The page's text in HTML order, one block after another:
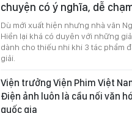
chuyện có ý nghĩa, dễ
Dù mới xuất hiện nhưng nhà văn
Hiền lại khá có duyên với những
dành cho thiếu nhi khi 3 tác phẩm
giải.
Viện trưởng Viện Phim Việt
Điện ảnh luôn là cầu nối văn
quốc gia